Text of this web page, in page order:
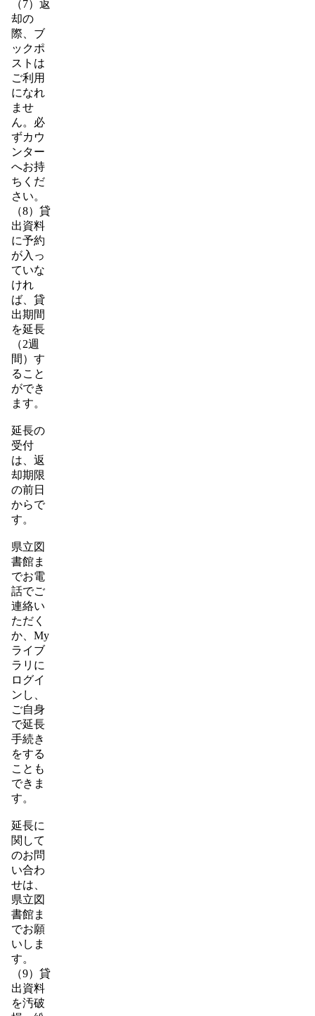
（7）返
却の
際、ブ
ックポ
ストは
ご利用
になれ
ませ
ん。必
ずカウ
ンター
へお持
ちくだ
さい。
（8）貸
出資料
に予約
が入っ
ていな
けれ
ば、貸
出期間
を延長
（2週
間）す
ること
ができ
ます。
延長の
受付
は、返
却期限
の前日
からで
す。
県立図
書館ま
でお電
話でご
連絡い
ただく
か、My
ライブ
ラリに
ログイ
ンし、
ご自身
で延長
手続き
をする
ことも
できま
す。
延長に
関して
のお問
い合わ
せは、
県立図
書館ま
でお願
いしま
す。
（9）貸
出資料
を汚破